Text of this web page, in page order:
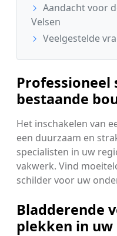
Aandacht voor
Velsen
Veelgestelde
bestaande
Het inschakelen van
een duurzaam en
specialisten in uw
vakwerk. Vind
schilder voor uw
Bladderende
plekken in uw